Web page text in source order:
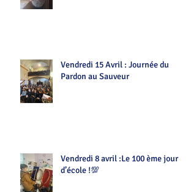
Vendredi 15 Avril : Journée du
Pardon au Sauveur
Vendredi 8 avril :Le 100 ème jour
d’école !💯